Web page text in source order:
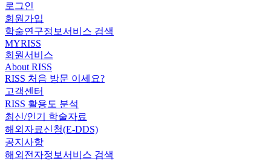
로그인
회원가입
학술연구정보서비스 검색
MYRISS
회원서비스
About RISS
RISS 처음 방문 이세요?
고객센터
RISS 활용도 분석
최신/인기 학술자료
해외자료신청(E-DDS)
공지사항
해외전자정보서비스 검색